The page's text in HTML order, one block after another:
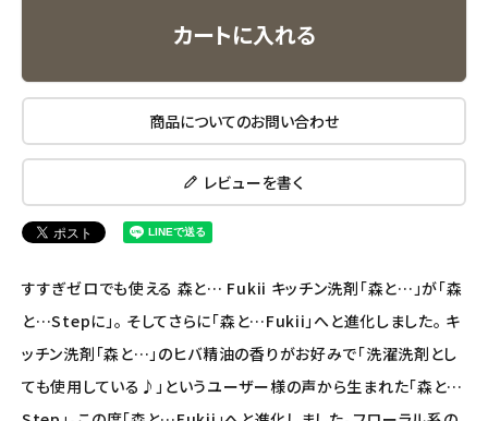
アルマウィン
アルモニベルツ
コラム・スタッフのおすすめ
ご利用ガイド等
カートに入れる
商品についてのお問い合わせ
レビューを書く
すすぎゼロでも使える 森と… Fukii キッチン洗剤「森と…」が「森
と…Stepに」。 そしてさらに「森と…Fukii」へと進化しました。 キ
ッチン洗剤「森と…」のヒバ精油の香りがお好みで「洗濯洗剤とし
ても使用している♪」というユーザー様の声から生まれた「森と…